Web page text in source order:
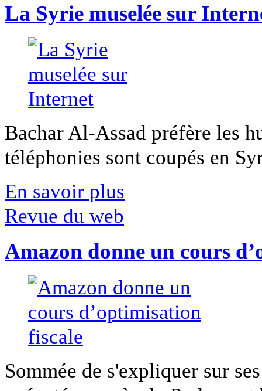
La Syrie muselée sur
Bachar Al-Assad préfère les
téléphonies sont coupés en
En savoir plus
Revue du web
Amazon donne un cours
Sommée de s'expliquer sur